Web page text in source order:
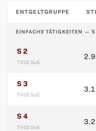
ENTGELTGRUPPE
EINFACHE TÄTIGKEITEN —
S 2
TVöD SuE
S 3
TVöD SuE
S 4
TVöD SuE